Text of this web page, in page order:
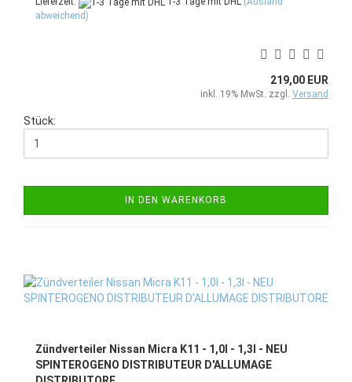
abweichend)
219,00 EUR
inkl. 19% MwSt. zzgl. Versand
Stück:
IN DEN WARENKORB
Zündverteiler Nissan Micra K11 - 1,0l - 1,3l - NEU
SPINTEROGENO DISTRIBUTEUR D'ALLUMAGE